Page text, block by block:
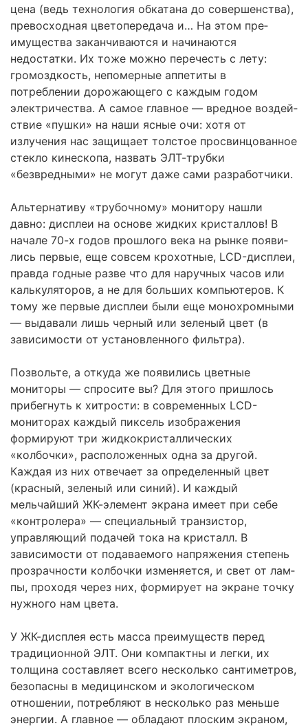
цена (ведь технология обкатана до совершенства),
превосходная цветопередача и… На этом пре­
имущества заканчиваются и начинаются
недостатки. Их тоже можно пере­честь с лету:
громоздкость, непомерные аппетиты в
потреблении дорожаю­щего с каждым годом
электричества. А самое главное — вредное воздей­
ствие «пушки» на наши ясные очи: хотя от
излучения нас защищает толстое просвинцованное
стекло кинескопа, назвать ЭЛТ-трубки
«безвредными» не могут даже сами разработчики.
Альтернативу «трубочному» монитору нашли
давно: дисплеи на основе жидких кристаллов! В
начале 70-х годов прошлого века на рынке появи­
лись первые, еще совсем крохотные, LCD-дисплеи,
правда годные разве что для наручных часов или
калькуляторов, а не для больших компьютеров. К
тому же первые дисплеи были еще монохромными
— выдавали лишь чер­ный или зеленый цвет (в
зависимости от установленного фильтра).
Позвольте, а откуда же появились цветные
мониторы — спросите вы? Для этого пришлось
прибегнуть к хитрости: в современных LCD-
монито­рах каждый пиксель изображения
формируют три жидкокристаллических
«колбочки», расположенных одна за другой.
Каждая из них отвечает за оп­ределенный цвет
(красный, зеленый или синий). И каждый
мельчайший ЖК-элемент экрана имеет при себе
«контролера» — специальный транзис­тор,
управляющий подачей тока на кристалл. В
зависимости от подаваемо­го напряжения степень
прозрачности колбочки изменяется, и свет от лам­
пы, проходя через них, формирует на экране точку
нужного нам цвета.
У ЖК-дисплея есть масса преимуществ перед
традиционной ЭЛТ. Они компактны и легки, их
толщина составляет всего несколько сантиметров,
безопасны в медицинском и экологическом
отношении, потребляют в не­сколько раз меньше
энергии. А главное — обладают плоским экраном,